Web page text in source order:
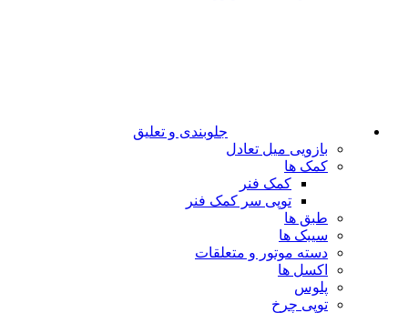
جلوبندی و تعلیق
بازویی میل تعادل
کمک ها
کمک فنر
توپی سر کمک فنر
طبق ها
سیبک ها
دسته موتور و متعلقات
اکسل ها
پلوس
توپی چرخ